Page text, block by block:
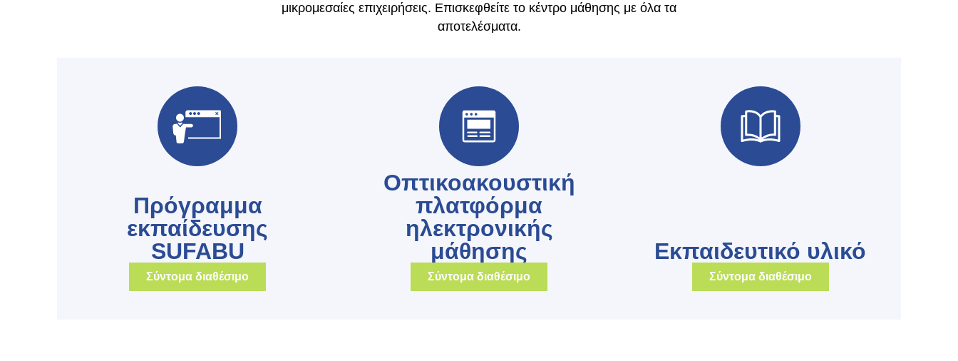
μικρομεσαίες επιχειρήσεις. Επισκεφθείτε το κέντρο μάθησης με όλα τα
αποτελέσματα.
Πρόγραμμα
εκπαίδευσης
SUFABU
Σύντομα διαθέσιμο
Οπτικοακουστική
πλατφόρμα
ηλεκτρονικής
μάθησης
Σύντομα διαθέσιμο
Εκπαιδευτικό υλικό
Σύντομα διαθέσιμο